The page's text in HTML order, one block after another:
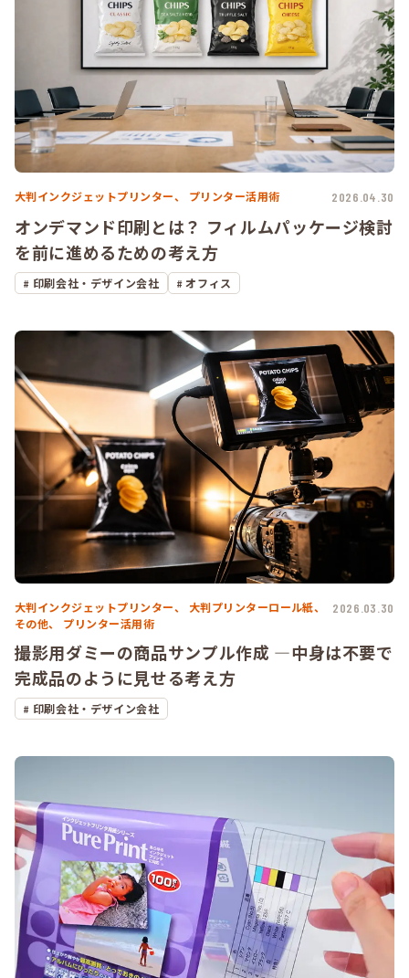
大判インクジェットプリンター、 プリンター活用術 2026.04.30
オンデマンド印刷とは？ フィルムパッケージ検討
を前に進めるための考え方
印刷会社・デザイン会社 オフィス
大判インクジェットプリンター、
大判プリンターロール紙、
その他、
プリンター活用術
2026.03.30
撮影用ダミーの商品サンプル作成 ―中身は不要で
完成品のように見せる考え方
印刷会社・デザイン会社